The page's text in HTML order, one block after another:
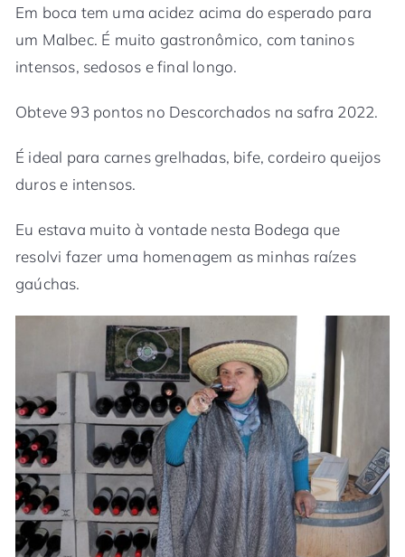
Em boca tem uma acidez acima do esperado para
um Malbec. É muito gastronômico, com taninos
intensos, sedosos e final longo.
Obteve 93 pontos no Descorchados na safra 2022.
É ideal para carnes grelhadas, bife, cordeiro queijos
duros e intensos.
Eu estava muito à vontade nesta Bodega que
resolvi fazer uma homenagem as minhas raízes
gaúchas.